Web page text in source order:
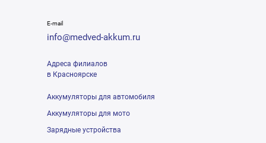
E-mail
info@medved-akkum.ru
Адреса филиалов
в Красноярске
Аккумуляторы для автомобиля
Аккумуляторы для мото
Зарядные устройства